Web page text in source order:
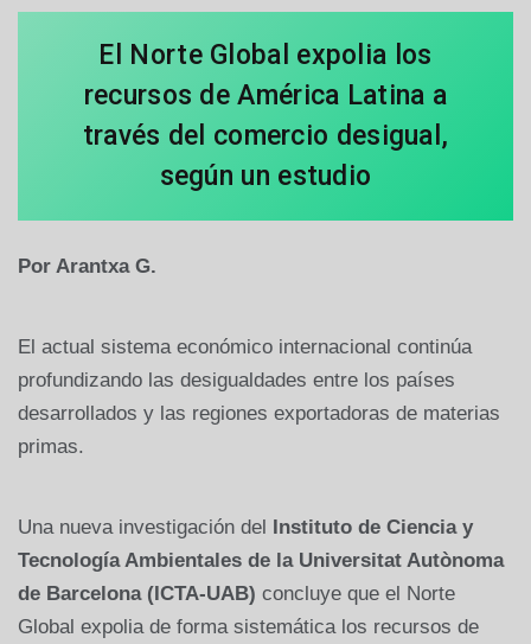
El Norte Global expolia los
recursos de América Latina a
través del comercio desigual,
según un estudio
Por Arantxa G.
El actual sistema económico internacional continúa
profundizando las desigualdades entre los países
desarrollados y las regiones exportadoras de materias
primas.
Una nueva investigación del Instituto de Ciencia y
Tecnología Ambientales de la Universitat Autònoma
de Barcelona (ICTA-UAB) concluye que el Norte
Global expolia de forma sistemática los recursos de